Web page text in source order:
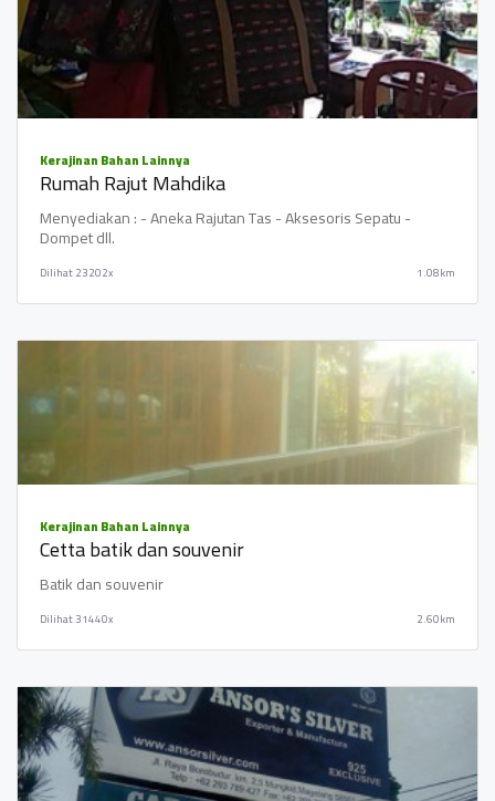
Kerajinan Bahan Lainnya
Rumah Rajut Mahdika
Menyediakan : - Aneka Rajutan Tas - Aksesoris Sepatu -
Dompet dll.
Dilihat23202x 1.08km
Kerajinan Bahan Lainnya
Cetta batik dan souvenir
Batik dan souvenir
Dilihat31440x 2.60km